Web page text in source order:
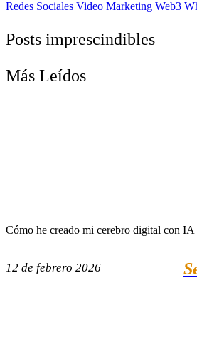
Redes Sociales Video Marketing Web3
Posts imprescindibles
Más Leídos
Cómo he creado mi cerebro digital con IA
12 de febrero 2026